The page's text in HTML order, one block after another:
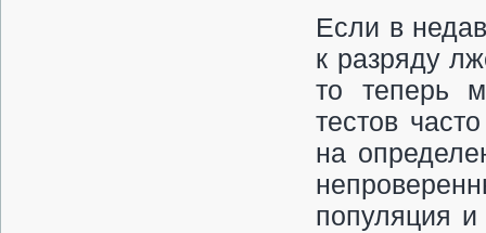
Если в
к разряду
то теперь
тестов
на
популяция и